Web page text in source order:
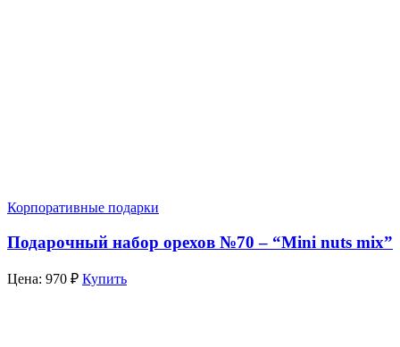
Корпоративные подарки
Подарочный набор орехов №70 – “Mini nuts mix”
Цена: 970 ₽ Купить